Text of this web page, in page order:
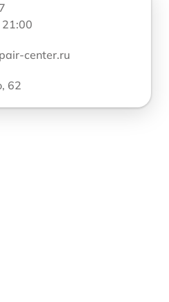
center.ru
62